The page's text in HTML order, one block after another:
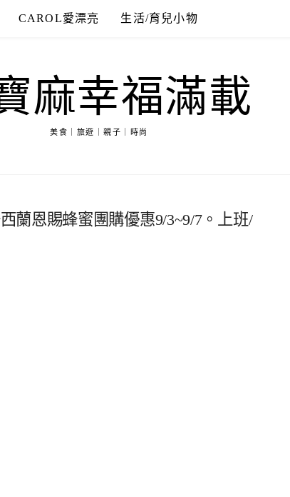
CAROL愛漂亮 生活/育兒小物
麻幸福滿載
美食｜旅遊｜親子｜時尚
蘭恩賜蜂蜜團購優惠9/3~9/7。上班/